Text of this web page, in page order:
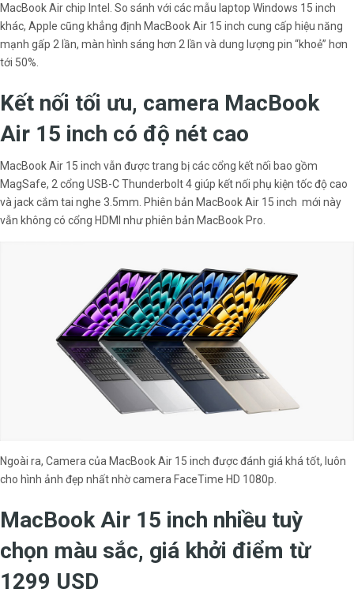
MacBook Air chip Intel. So sánh với các mẫu laptop Windows 15 inch
khác, Apple cũng khẳng định MacBook Air 15 inch cung cấp hiệu năng
mạnh gấp 2 lần, màn hình sáng hơn 2 lần và dung lượng pin “khoẻ” hơn
tới 50%.
Kết nối tối ưu, camera MacBook
Air 15 inch có độ nét cao
MacBook Air 15 inch vẫn được trang bị các cổng kết nối bao gồm
MagSafe, 2 cổng USB-C Thunderbolt 4 giúp kết nối phụ kiện tốc độ cao
và jack cắm tai nghe 3.5mm. Phiên bản MacBook Air 15 inch mới này
vẫn không có cổng HDMI như phiên bản MacBook Pro.
Ngoài ra, Camera của MacBook Air 15 inch được đánh giá khá tốt, luôn
cho hình ảnh đẹp nhất nhờ camera FaceTime HD 1080p.
MacBook Air 15 inch nhiều tuỳ
chọn màu sắc, giá khởi điểm từ
1299 USD